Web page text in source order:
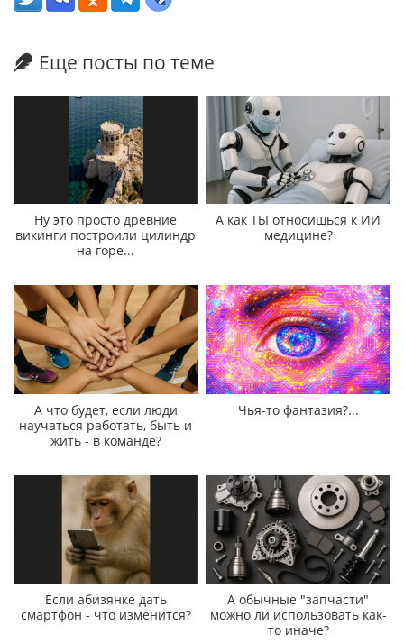
Еще посты по теме
Ну это просто древние
викинги построили цилиндр
на горе...
А как ТЫ относишься к ИИ
медицине?
А что будет, если люди
научаться работать, быть и
жить - в команде?
Чья-то фантазия?...
Если абизянке дать
смартфон - что изменится?
А обычные "запчасти"
можно ли использовать как-
то иначе?